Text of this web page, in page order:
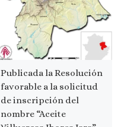
Publicada la Resolución
favorable a la solicitud
de inscripción del
nombre “Aceite